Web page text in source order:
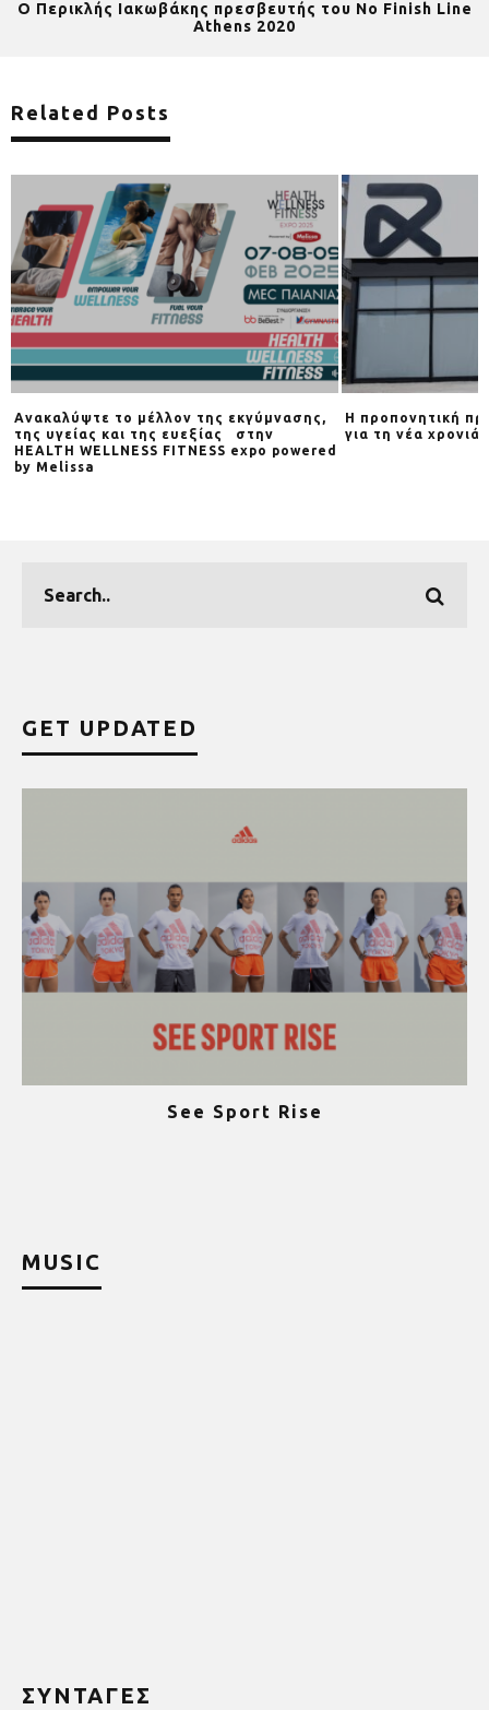
O Περικλής Ιακωβάκης πρεσβευτής του No Finish Line
Athens 2020
Related Posts
Ανακαλύψτε το μέλλον της εκγύμνασης,
της υγείας και της ευεξίας στην
HEALTH WELLNESS FITNESS expo powered
by Melissa
Η προπονητική
για τη νέα χρονιά
GET UPDATED
See Sport Rise
MUSIC
ΣΥΝΤΑΓΕΣ